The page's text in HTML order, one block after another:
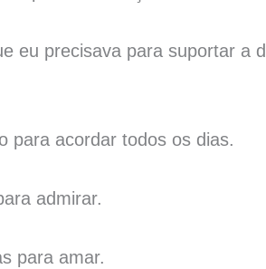
eu precisava para suportar a
para acordar todos os dias.
admirar.
para amar.